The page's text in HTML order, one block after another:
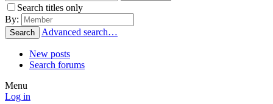
Search titles only
By:
Search Advanced search…
New posts
Search forums
Menu
Log in